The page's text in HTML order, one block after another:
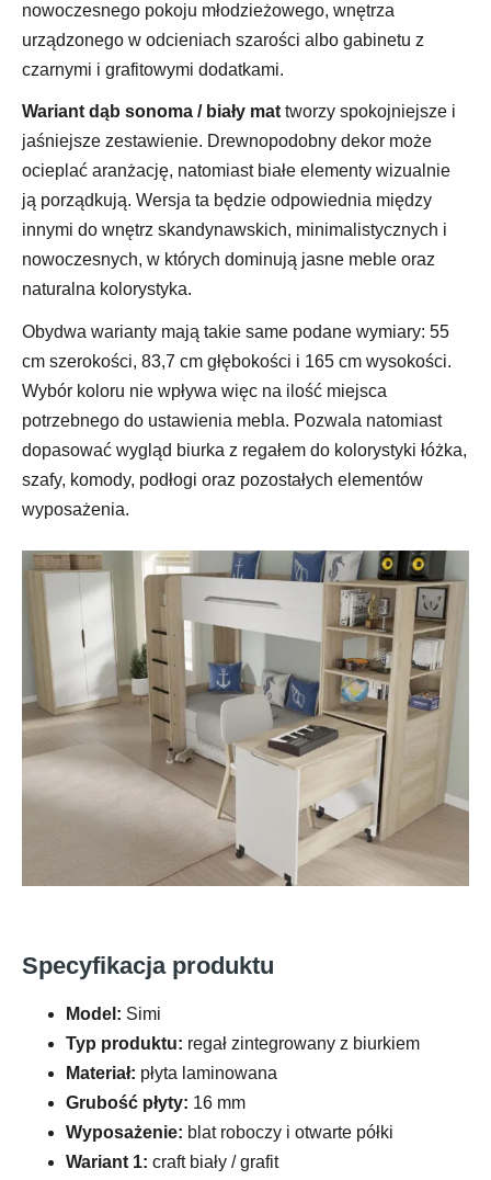
nowoczesnego pokoju młodzieżowego, wnętrza
urządzonego w odcieniach szarości albo gabinetu z
czarnymi i grafitowymi dodatkami.
Wariant dąb sonoma / biały mattworzy spokojniejsze i
jaśniejsze zestawienie. Drewnopodobny dekor może
ocieplać aranżację, natomiast białe elementy wizualnie
ją porządkują. Wersja ta będzie odpowiednia między
innymi do wnętrz skandynawskich, minimalistycznych i
nowoczesnych, w których dominują jasne meble oraz
naturalna kolorystyka.
Obydwa warianty mają takie same podane wymiary: 55
cm szerokości, 83,7 cm głębokości i 165 cm wysokości.
Wybór koloru nie wpływa więc na ilość miejsca
potrzebnego do ustawienia mebla. Pozwala natomiast
dopasować wygląd biurka z regałem do kolorystyki łóżka,
szafy, komody, podłogi oraz pozostałych elementów
wyposażenia.
Specyfikacja produktu
Model: Simi
Typ produktu: regał zintegrowany z biurkiem
Materiał: płyta laminowana
Grubość płyty: 16 mm
Wyposażenie: blat roboczy i otwarte półki
Wariant 1: craft biały / grafit